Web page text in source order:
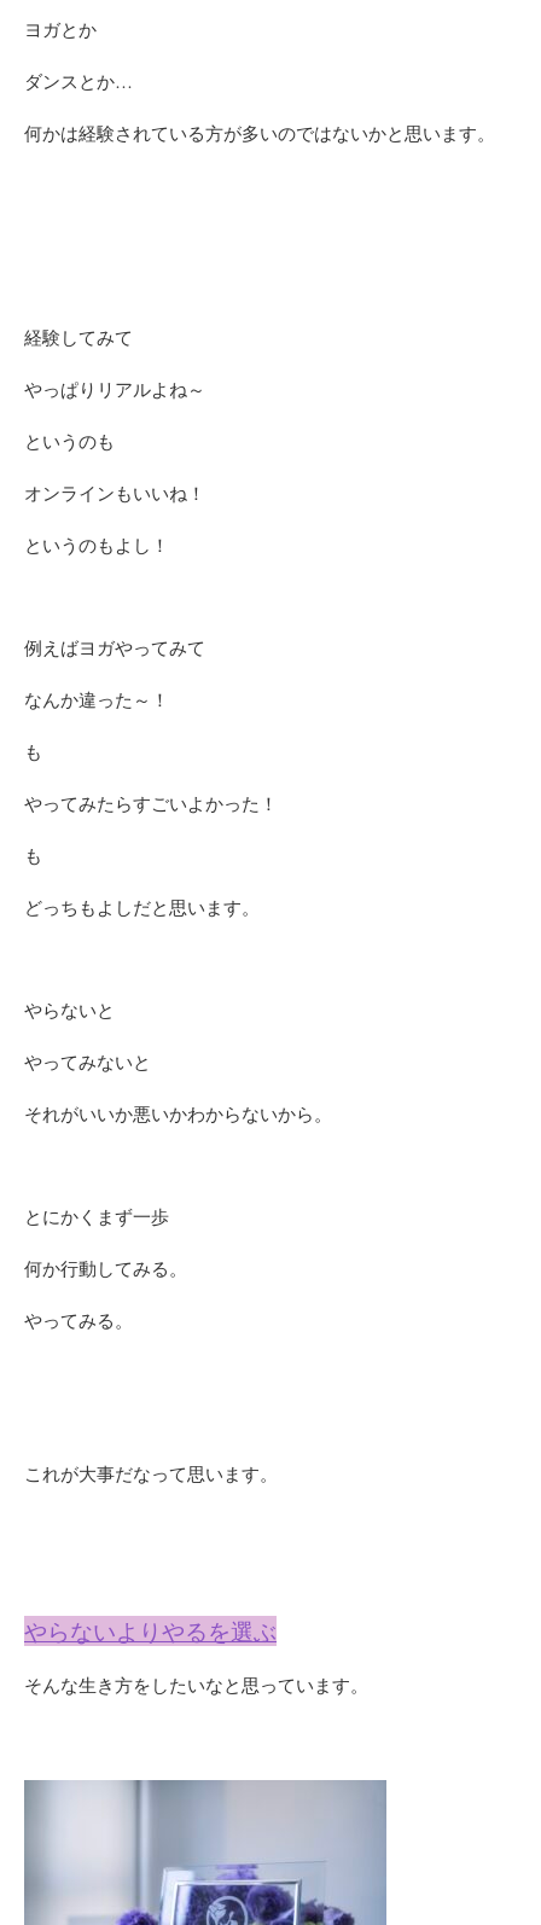
ヨガとか
ダンスとか…
何かは経験されている方が多いのではないかと思います。
経験してみて
やっぱりリアルよね～
というのも
オンラインもいいね！
というのもよし！
例えばヨガやってみて
なんか違った～！
も
やってみたらすごいよかった！
も
どっちもよしだと思います。
やらないと
やってみないと
それがいいか悪いかわからないから。
とにかくまず一歩
何か行動してみる。
やってみる。
これが大事だなって思います。
やらないよりやるを選ぶ
そんな生き方をしたいなと思っています。